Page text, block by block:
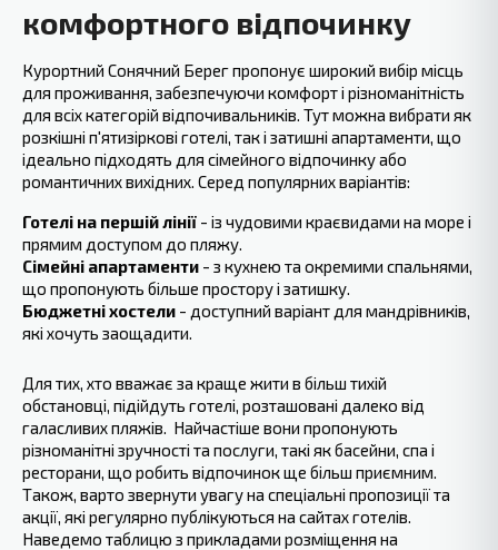
‍комфортного відпочинку
Курортний Сонячний Берег пропонує широкий вибір місць
для проживання, забезпечуючи комфорт і різноманітність
для всіх категорій відпочивальників. Тут можна вибрати як
розкішні п'ятизіркові готелі, так і затишні апартаменти, що
ідеально підходять для сімейного відпочинку або
романтичних вихідних. Серед популярних варіантів:
Готелі на першій лінії -‍ із чудовими краєвидами на море і
прямим доступом до пляжу.
Сімейні апартаменти - з кухнею та окремими спальнями,
що пропонують більше простору і затишку.
Бюджетні хостели - доступний варіант для мандрівників,
які хочуть заощадити.
Для тих, хто вважає за краще жити в більш тихій
обстановці, підійдуть готелі, розташовані далеко від
галасливих пляжів. ‍ Найчастіше вони пропонують
різноманітні зручності та послуги, такі як басейни, спа і
ресторани, що робить відпочинок ще більш приємним.
‍Також, варто звернути увагу на спеціальні ‍пропозиції та
акції, які регулярно публікуються на сайтах готелів.
Наведемо таблицю з прикладами розміщення на